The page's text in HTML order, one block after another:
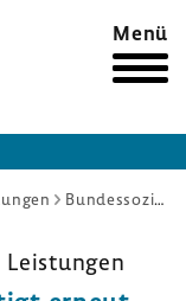
Menü
Bundessozialgericht bestätigt erneut Vorrang der Richtlinien des Gemeinsamen Bundesausschusses
Leis­tungen